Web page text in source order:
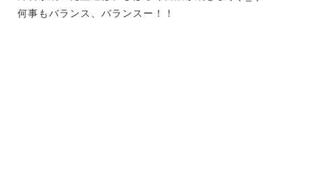
何事もバランス、バランスー！！